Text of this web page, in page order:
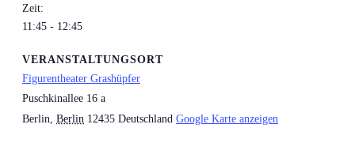
Zeit:
11:45 - 12:45
VERANSTALTUNGSORT
Figurentheater Grashüpfer
Puschkinallee 16 a
Berlin Berlin 12435 Deutschland Google Karte anzeigen